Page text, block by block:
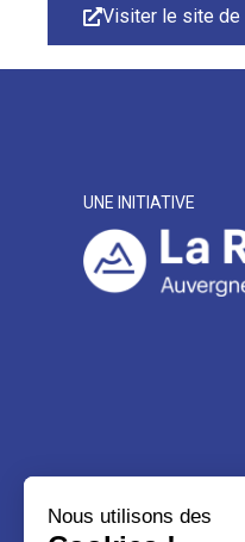
Visiter le site de
UNE INITIATIVE
Nous utilisons des